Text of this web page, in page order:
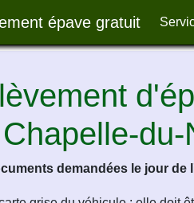
épave gratuit
demandées le jour de